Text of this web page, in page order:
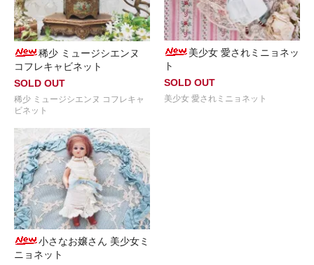
稀少 ミュージシエンヌ
コフレキャビネット
SOLD OUT
稀少 ミュージシエンヌ コフレキャ
ビネット
美少女 愛されミニョネッ
ト
SOLD OUT
美少女 愛されミニョネット
小さなお嬢さん 美少女ミ
ニョネット